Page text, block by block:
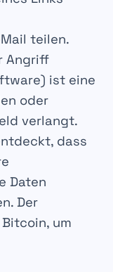
teilen.
Angriff
ist eine
oder
verlangt.
dass
Daten
Der
, um